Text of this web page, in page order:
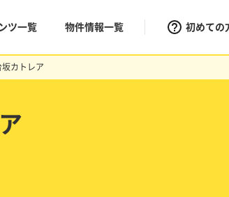
ツ一覧 物件情報一覧 初めての
カトレア